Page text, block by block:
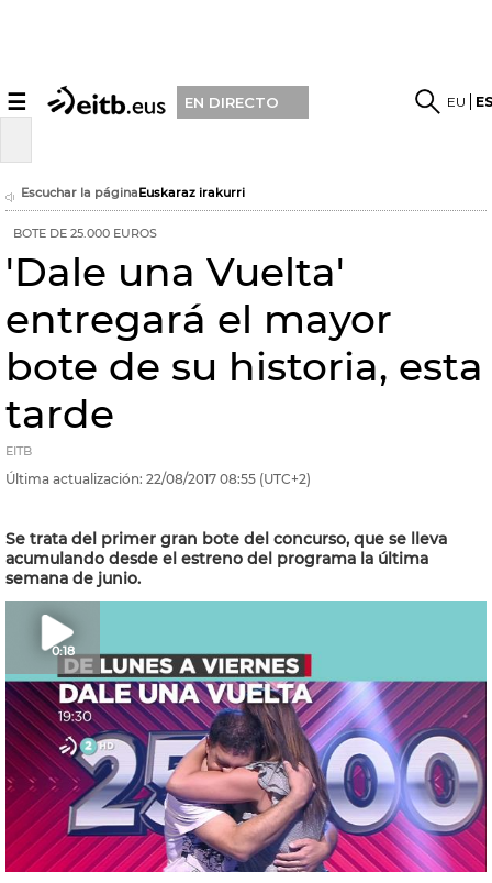
☰ EN DIRECTO EU
Escuchar la páginaEuskaraz irakurri
BOTE DE 25.000 EUROS
'Dale una Vuelta'
entregará el mayor
bote de su historia, esta
tarde
EITB
Última actualización: 22/08/2017 08:55 (UTC+2)
Se trata del primer gran bote del concurso, que se lleva
acumulando desde el estreno del programa la última
semana de junio.
0:18